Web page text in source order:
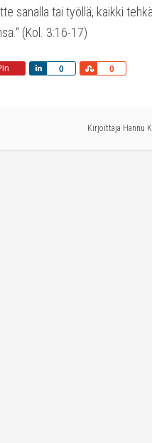
sanalla tai työllä, kaikki
(Kol. 3:16-17)
0
Share 0
Share
Kirjoittaja Hannu